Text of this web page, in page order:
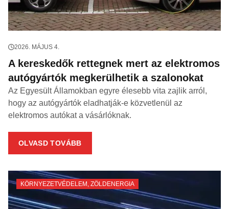
2026. MÁJUS 4.
A kereskedők rettegnek mert az elektromos
autógyártók megkerülhetik a szalonokat
Az Egyesült Államokban egyre élesebb vita zajlik arról,
hogy az autógyártók eladhatják-e közvetlenül az
elektromos autókat a vásárlóknak.
OLVASD TOVÁBB
KÖRNYEZETVÉDELEM , ZÖLDENERGIA